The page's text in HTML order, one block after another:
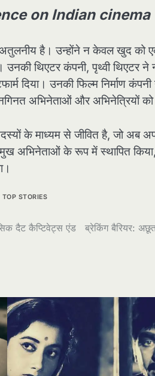
on Indian cinema
अतुलनीय है। उन्होंने न केवल खुद को
उनकी थिएटर कंपनी, पृथ्वी थिएटर
दिया। उनकी फिल्म निर्माण
अभिनेताओं और अभिनेत्रियों को
के माध्यम से जीवित है, जो
अभिनेताओं के रूप में स्थापित
TOP STORIES
ब्रेकिंग बैरियर: